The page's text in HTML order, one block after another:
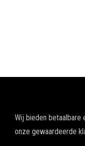
Wij bieden betaalbare
onze gewaardeerde